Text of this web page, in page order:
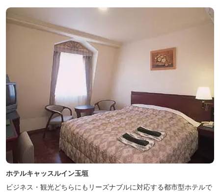
ホテルキャッスルイン玉垣
ビジネス・観光どちらにもリーズナブルに対応する都市型ホテルで